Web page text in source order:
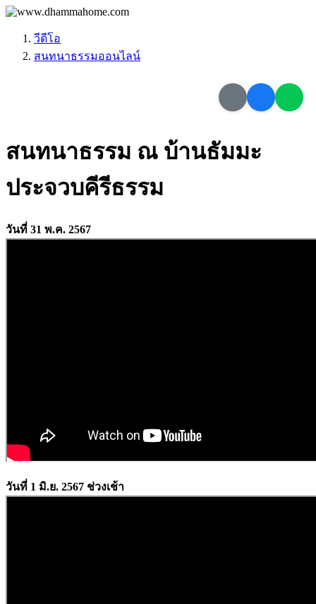
วีดีโอ
สนทนาธรรมออนไลน์
สนทนาธรรม ณ บ้านธัมมะ
ประจวบคีรีธรรม
วันที่ 31 พ.ค. 2567
วันที่ 1 มิ.ย. 2567 ช่วงเช้า